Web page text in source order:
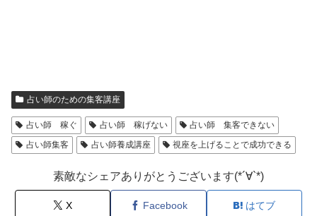
占い師のための集客講座
占い師 稼ぐ 占い師 稼げない
占い師 集客できない
占い師集客
占い師養成講座 視座を上げることで成功できる
素敵なシェアありがとうございます(*´∀`*)
X Facebook はてブ